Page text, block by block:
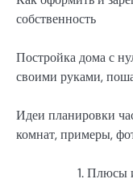
собственность
Постройка дома с
своими руками,
Идеи планировки
комнат, примеры,
Плюсы